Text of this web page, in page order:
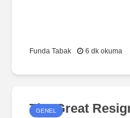
Funda Tabak 6 dk okuma
GENEL
The Great